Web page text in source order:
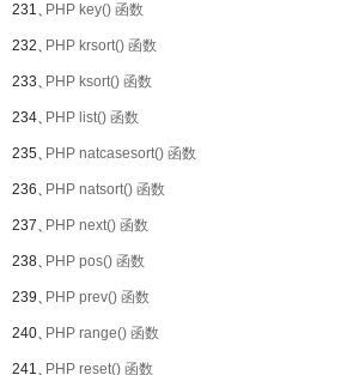
231、PHP key() 函数
232、PHP krsort() 函数
233、PHP ksort() 函数
234、PHP list() 函数
235、PHP natcasesort() 函数
236、PHP natsort() 函数
237、PHP next() 函数
238、PHP pos() 函数
239、PHP prev() 函数
240、PHP range() 函数
241、PHP reset() 函数